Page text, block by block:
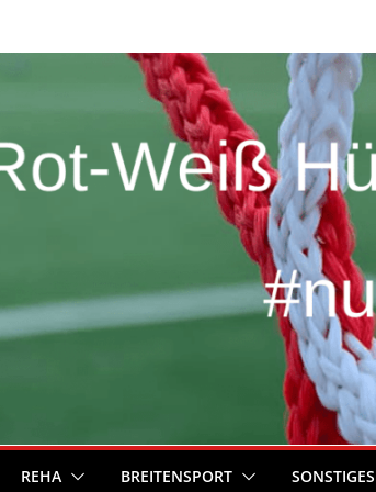
REHA BREITENSPORT SONSTIGES